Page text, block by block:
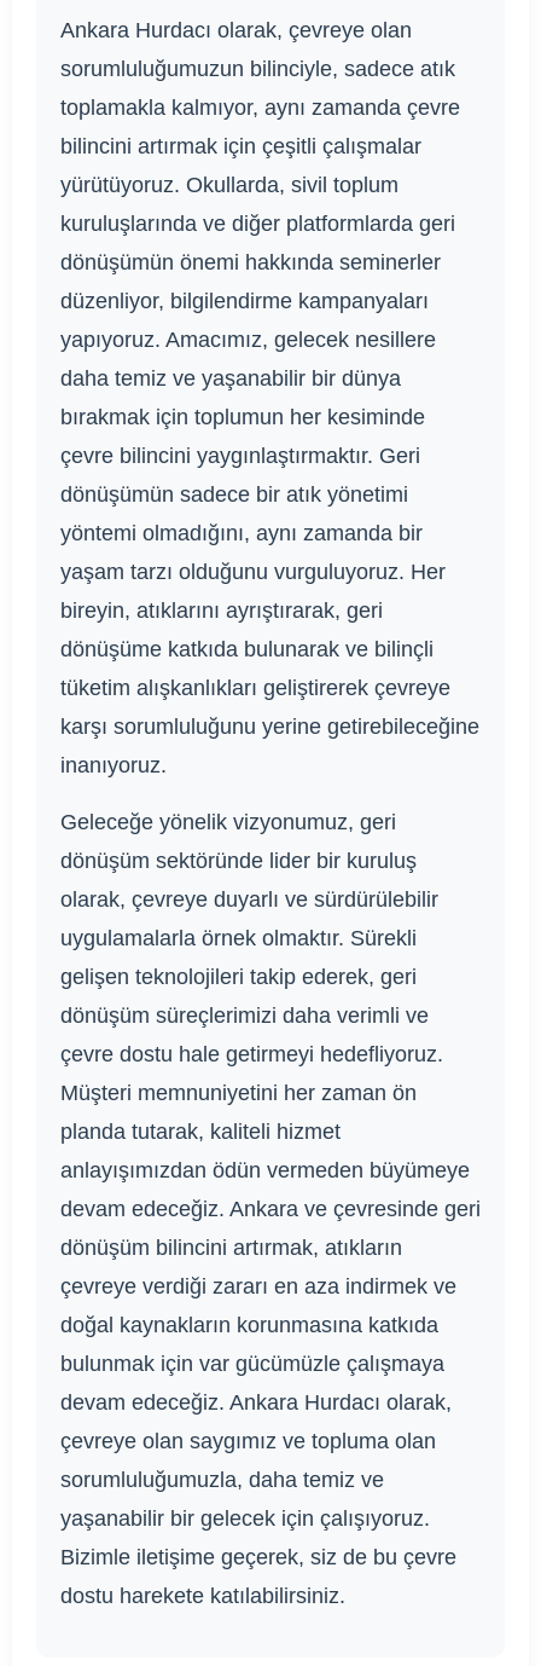
Ankara Hurdacı olarak, çevreye olan
sorumluluğumuzun bilinciyle, sadece atık
toplamakla kalmıyor, aynı zamanda çevre
bilincini artırmak için çeşitli çalışmalar
yürütüyoruz. Okullarda, sivil toplum
kuruluşlarında ve diğer platformlarda geri
dönüşümün önemi hakkında seminerler
düzenliyor, bilgilendirme kampanyaları
yapıyoruz. Amacımız, gelecek nesillere
daha temiz ve yaşanabilir bir dünya
bırakmak için toplumun her kesiminde
çevre bilincini yaygınlaştırmaktır. Geri
dönüşümün sadece bir atık yönetimi
yöntemi olmadığını, aynı zamanda bir
yaşam tarzı olduğunu vurguluyoruz. Her
bireyin, atıklarını ayrıştırarak, geri
dönüşüme katkıda bulunarak ve bilinçli
tüketim alışkanlıkları geliştirerek çevreye
karşı sorumluluğunu yerine getirebileceğine
inanıyoruz.
Geleceğe yönelik vizyonumuz, geri
dönüşüm sektöründe lider bir kuruluş
olarak, çevreye duyarlı ve sürdürülebilir
uygulamalarla örnek olmaktır. Sürekli
gelişen teknolojileri takip ederek, geri
dönüşüm süreçlerimizi daha verimli ve
çevre dostu hale getirmeyi hedefliyoruz.
Müşteri memnuniyetini her zaman ön
planda tutarak, kaliteli hizmet
anlayışımızdan ödün vermeden büyümeye
devam edeceğiz. Ankara ve çevresinde geri
dönüşüm bilincini artırmak, atıkların
çevreye verdiği zararı en aza indirmek ve
doğal kaynakların korunmasına katkıda
bulunmak için var gücümüzle çalışmaya
devam edeceğiz. Ankara Hurdacı olarak,
çevreye olan saygımız ve topluma olan
sorumluluğumuzla, daha temiz ve
yaşanabilir bir gelecek için çalışıyoruz.
Bizimle iletişime geçerek, siz de bu çevre
dostu harekete katılabilirsiniz.